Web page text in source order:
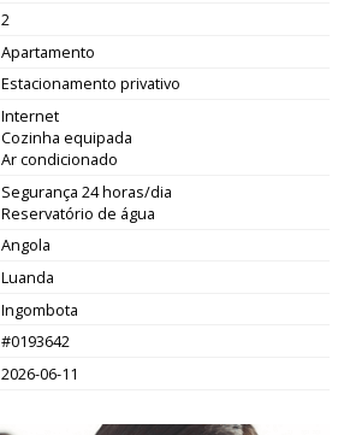
2
Apartamento
Estacionamento privativo
Internet
Cozinha equipada
Ar condicionado
Segurança 24 horas/dia
Reservatório de água
Angola
Luanda
Ingombota
#0193642
2026-06-11